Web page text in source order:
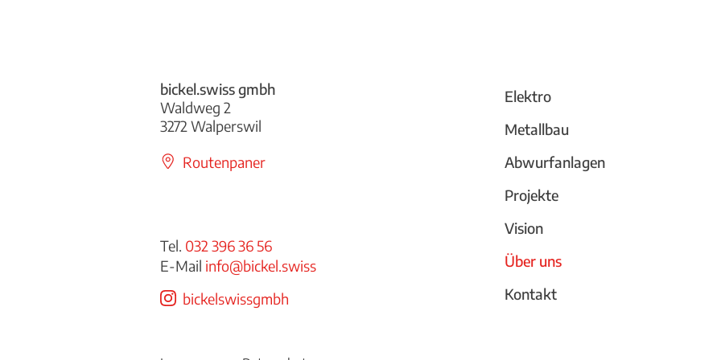
bickel.swiss gmbh
Waldweg 2
3272 Walperswil
Routenpaner
Tel. 032 396 36 56
E-Mail info@bickel.swiss
bickelswissgmbh
Elektro
Metallbau
Abwurfanlagen
Projekte
Vision
Über uns
Kontakt